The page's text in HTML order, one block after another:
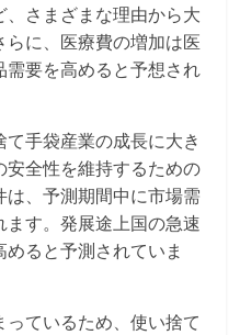
さまざまな理由から大
に、医療費の増加は医
要を高めると予想され
手袋産業の成長に大き
全性を維持するための
、予測期間中に市場需
す。発展途上国の急速
ると予測されていま
ているため、使い捨て